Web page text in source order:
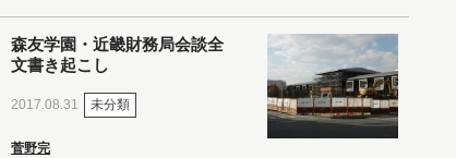
森友学園・近畿財務局会談全
文書き起こし
2017.08.31 未分類
菅野完